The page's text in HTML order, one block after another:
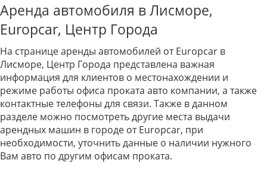
Аренда автомобиля в Лисморе,
Europcar, Центр Города
На странице аренды автомобилей от Europcar в
Лисморе, Центр Города представлена важная
информация для клиентов о местонахождении и
режиме работы офиса проката авто компании, а также
контактные телефоны для связи. Также в данном
разделе можно посмотреть другие места выдачи
арендных машин в городе от Europcar, при
необходимости, уточнить данные о наличии нужного
Вам авто по другим офисам проката.